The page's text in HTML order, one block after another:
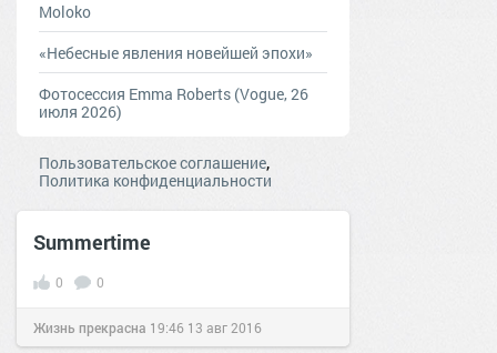
Moloko
«Небесные явления новейшей эпохи»
Фотосессия Emma Roberts (Vogue, 26
июля 2026)
Пользовательское соглашение,
Политика конфиденциальности
Summertime
0 0
Жизнь прекрасна 19:46 13 авг 2016